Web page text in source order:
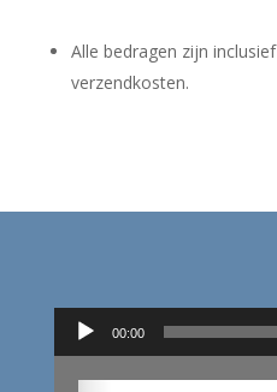
(bra-Alle bedragen zijn
verzendkosten.
Audiospeler
00:00